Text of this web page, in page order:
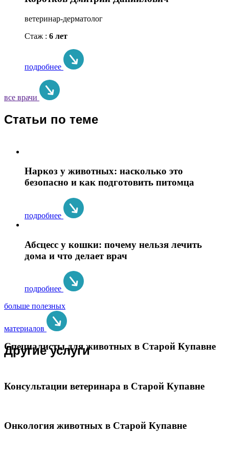
ветеринар-дерматолог
Стаж : 6 лет
подробнее
все врачи
Статьи по теме
Наркоз у животных: насколько это
безопасно и как подготовить питомца
подробнее
Абсцесс у кошки: почему нельзя лечить
дома и что делает врач
подробнее
больше полезных
материалов
Другие услуги
Специалисты для животных в Старой Купавне
Консультации ветеринара в Старой Купавне
Онкология животных в Старой Купавне